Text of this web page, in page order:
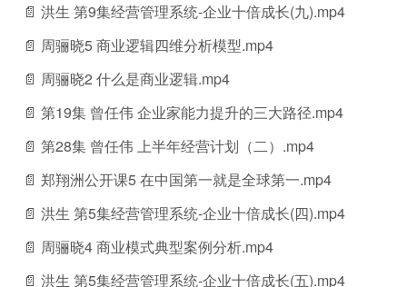
📄 洪生 第9集经营管理系统-企业十倍成长(九).mp4
📄 周骊晓5 商业逻辑四维分析模型.mp4
📄 周骊晓2 什么是商业逻辑.mp4
📄 第19集 曾任伟 企业家能力提升的三大路径.mp4
📄 第28集 曾任伟 上半年经营计划（二）.mp4
📄 郑翔洲公开课5 在中国第一就是全球第一.mp4
📄 洪生 第5集经营管理系统-企业十倍成长(四).mp4
📄 周骊晓4 商业模式典型案例分析.mp4
📄 洪生 第5集经营管理系统-企业十倍成长(五).mp4